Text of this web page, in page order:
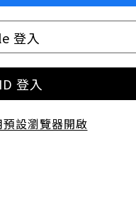
登入
登入
預設瀏覽器開啟